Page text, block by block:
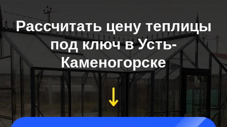
Рассчитать цену теплицы
под ключ в Усть-
Каменогорске